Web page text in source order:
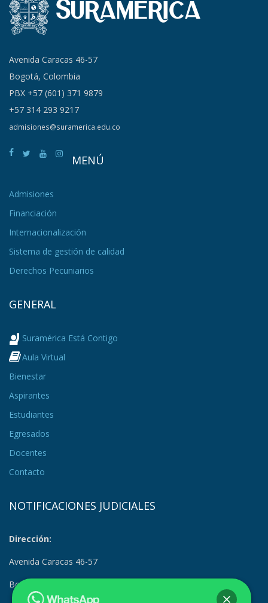
Avenida Caracas 46-57
Bogotá, Colombia
PBX +57 (601) 371 9879
+57 314 293 9217
admisiones@suramerica.edu.co
MENÚ
Admisiones
Financiación
Internacionalización
Sistema de gestión de calidad
Derechos Pecuniarios
GENERAL
Suramérica Está Contigo
Aula Virtual
Bienestar
Aspirantes
Estudiantes
Egresados
Docentes
Contacto
NOTIFICACIONES JUDICIALES
Dirección:
Avenida Caracas 46-57
Bogotá, Colombia